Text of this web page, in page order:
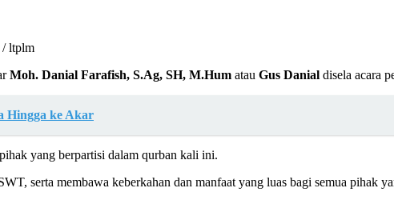
/ ltplm
Moh. Danial Farafish, S.Ag, SH, M.Hum atau Gus Danial disela acara
Hingga ke Akar
yang berpartisi dalam qurban kali ini.
serta membawa keberkahan dan manfaat yang luas bagi semua pihak